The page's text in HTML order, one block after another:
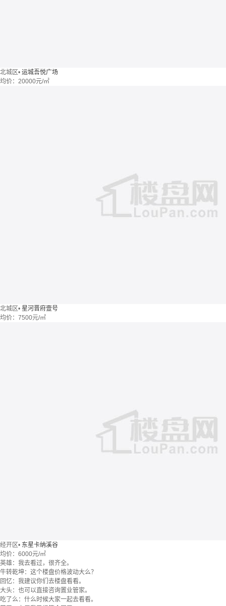
北城区• 运城吾悦广场
均价： 20000元/㎡
北城区• 星河晋府壹号
均价： 7500元/㎡
经开区• 东星卡纳溪谷
均价： 6000元/㎡
英雄：我去看过，很齐全。
牛转乾坤：这个楼盘价格波动大么？
回忆：我建议你们去楼盘看看。
大头：也可以直接咨询置业管家。
吃了么：什么时候大家一起去看看。